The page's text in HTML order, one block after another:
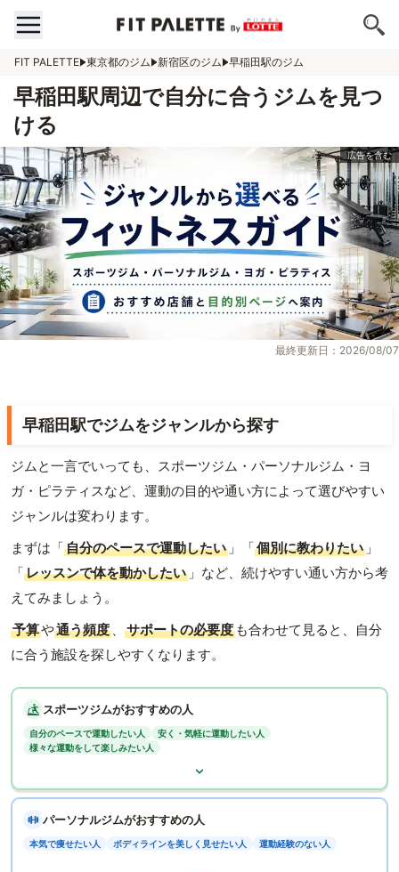
FIT PALETTE 東京都のジム 新宿区のジム 早稲田駅のジム
早稲田駅周辺で自分に合うジムを見つ
ける
最終更新日：2026/08/07
早稲田駅でジムをジャンルから探す
ジムと一言でいっても、スポーツジム・パーソナルジム・ヨ
ガ・ピラティスなど、運動の目的や通い方によって選びやすい
ジャンルは変わります。
まずは「自分のペースで運動したい 」「個別に教わりたい 」
「レッスンで体を動かしたい 」など、続けやすい通い方から考
えてみましょう。
予算や通う頻度 、 サポートの必要度 も合わせて見ると、自分
に合う施設を探しやすくなります。
スポーツジムがおすすめの人
自分のペースで運動したい人
安く・気軽に運動したい人
様々な運動をして楽しみたい人
パーソナルジムがおすすめの人
本気で痩せたい人 ボディラインを美しく見せたい人 運動経験のない人